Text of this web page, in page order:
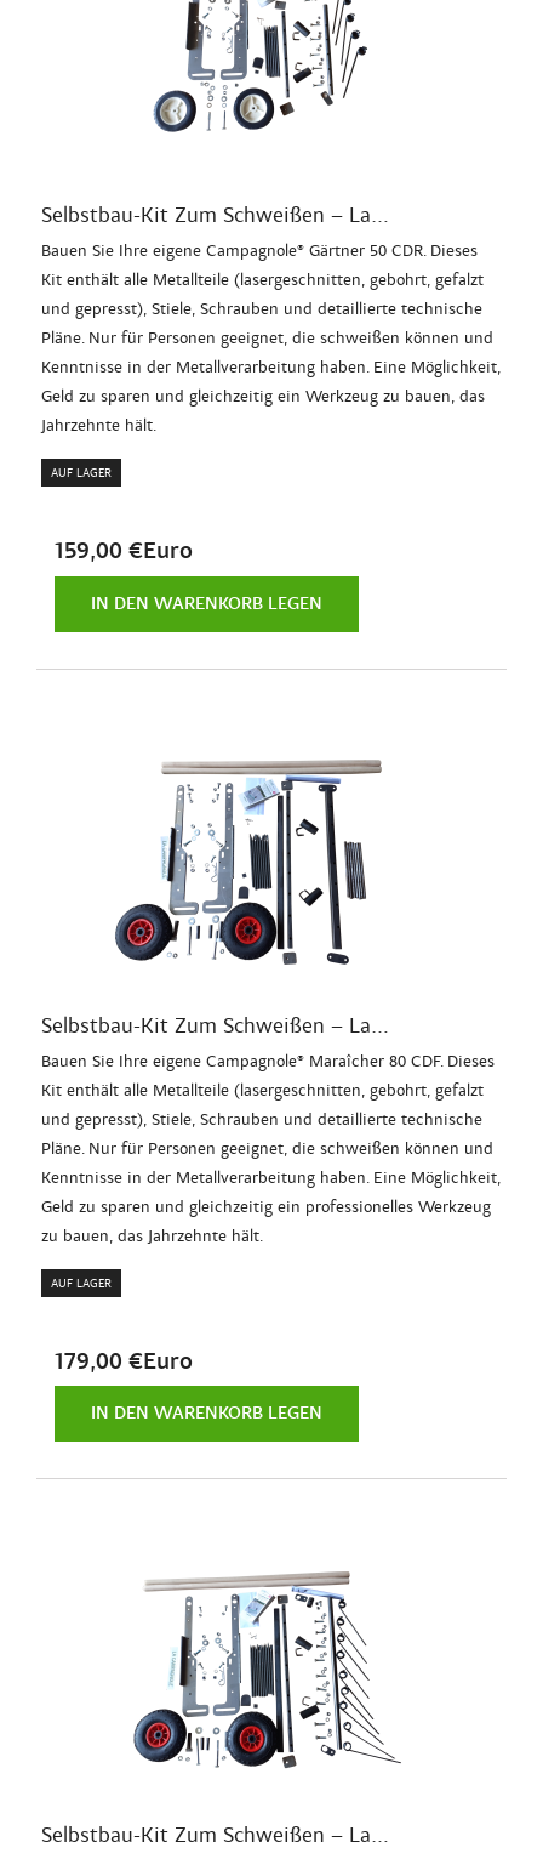
Selbstbau-Kit Zum Schweißen – La...
Bauen Sie Ihre eigene Campagnole® Gärtner 50 CDR. Dieses
Kit enthält alle Metallteile (lasergeschnitten, gebohrt, gefalzt
und gepresst), Stiele, Schrauben und detaillierte technische
Pläne. Nur für Personen geeignet, die schweißen können und
Kenntnisse in der Metallverarbeitung haben. Eine Möglichkeit,
Geld zu sparen und gleichzeitig ein Werkzeug zu bauen, das
Jahrzehnte hält.
AUF LAGER
159,00 €Euro
IN DEN WARENKORB LEGEN
Selbstbau-Kit Zum Schweißen – La...
Bauen Sie Ihre eigene Campagnole® Maraîcher 80 CDF. Dieses
Kit enthält alle Metallteile (lasergeschnitten, gebohrt, gefalzt
und gepresst), Stiele, Schrauben und detaillierte technische
Pläne. Nur für Personen geeignet, die schweißen können und
Kenntnisse in der Metallverarbeitung haben. Eine Möglichkeit,
Geld zu sparen und gleichzeitig ein professionelles Werkzeug
zu bauen, das Jahrzehnte hält.
AUF LAGER
179,00 €Euro
IN DEN WARENKORB LEGEN
Selbstbau-Kit Zum Schweißen – La...